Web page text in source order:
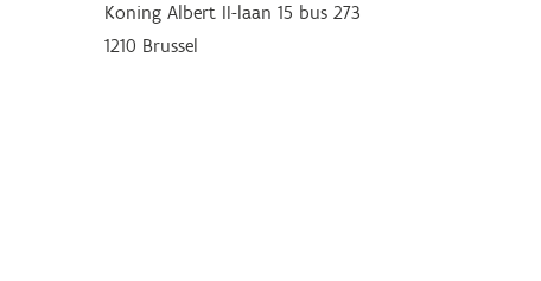
Koning Albert II-laan 15 bus 273
1210 Brussel